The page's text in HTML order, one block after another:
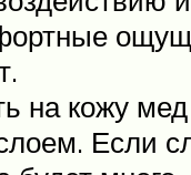
на кожу
Если